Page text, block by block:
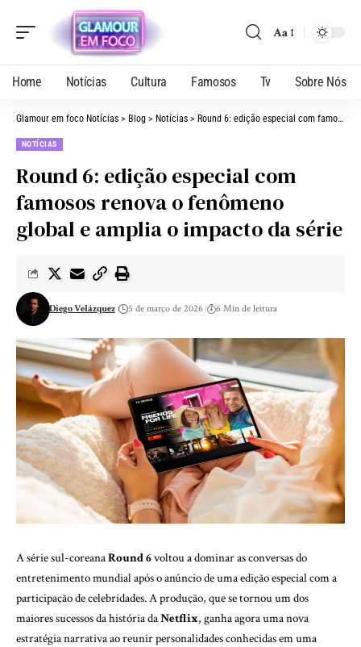
Aa
Home Notícias Cultura Famosos Tv Sobre Nós
Glamour em foco Notícias > Blog > Notícias > Round 6: edição especial com famosos renova o fenômeno global e amplia o impacto da série
NOTÍCIAS
Round 6: edição especial com
famosos renova o fenômeno
global e amplia o impacto da série
Diego Velázquez 5 de março de 2026 6 Min de leitura
A série sul-coreanaRound 6voltou a dominar as conversas do
entretenimento mundial após o anúncio de uma edição especial com a
participação de celebridades. A produção, que se tornou um dos
maiores sucessos da história daNetflix, ganha agora uma nova
estratégia narrativa ao reunir personalidades conhecidas em uma